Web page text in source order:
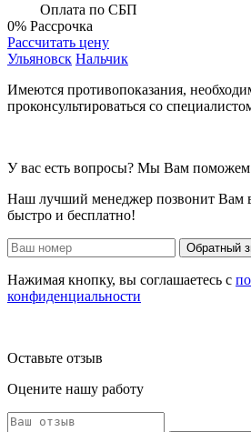
Оплата по СБП
0% Рассрочка
Рассчитать цену
Ульяновск Нальчик
Имеются противопоказания,
проконсультироваться со
У вас есть вопросы? Мы Вам
Наш лучший менеджер позвонит Вам
быстро и бесплатно!
Обратный
Нажимая кнопку, вы соглашаетесь с
конфиденциальности
Оставьте отзыв
Оцените нашу работу